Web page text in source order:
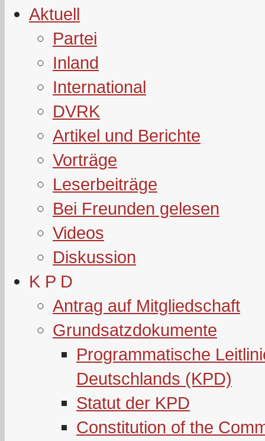
Aktuell
Partei
Inland
International
DVRK
Artikel und Berichte
Vorträge
Leserbeiträge
Bei Freunden gelesen
Videos
Diskussion
K P D
Antrag auf Mitgliedschaft
Grundsatzdokumente
Programmatische
Deutschlands (KPD)
Statut der KPD
Constitution of the